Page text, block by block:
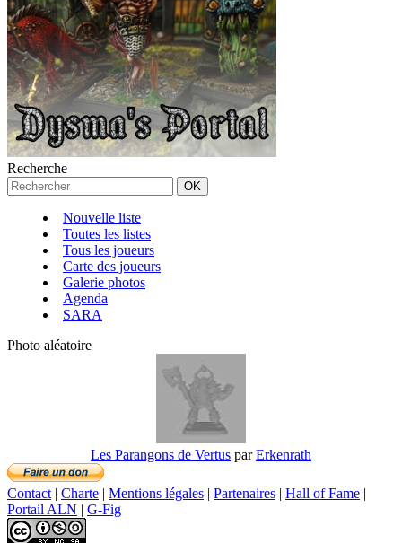
Recherche
Nouvelle liste
Toutes les listes
Tous les joueurs
Carte des joueurs
Galerie photos
Agenda
SARA
Photo aléatoire
Les Parangons de Vertus parErkenrath
Contact | Charte | Mentions légales | Partenaires | Hall of Fame |
Portail ALN | G-Fig